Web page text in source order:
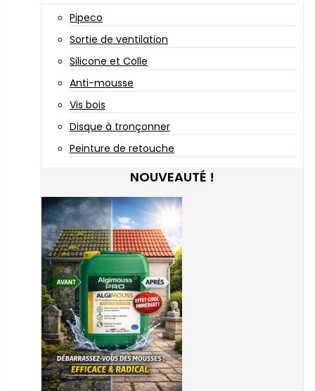
Pipeco
Sortie de ventilation
Silicone et Colle
Anti-mousse
Vis bois
Disque à tronçonner
Peinture de retouche
NOUVEAUTÉ !